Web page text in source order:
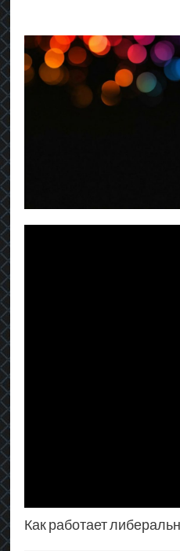
Как работает